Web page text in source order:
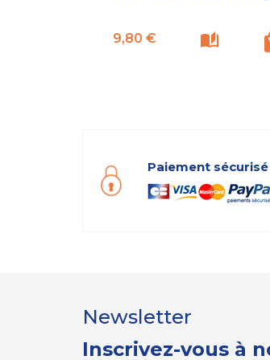
Prix
9,80 €
Paiement sécurisé
Newsletter
Inscrivez-vous à